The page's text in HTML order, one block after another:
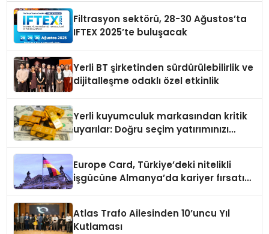
Filtrasyon sektörü, 28-30 Ağustos’ta
IFTEX 2025’te buluşacak
Yerli BT şirketinden sürdürülebilirlik ve
dijitalleşme odaklı özel etkinlik
Yerli kuyumculuk markasından kritik
uyarılar: Doğru seçim yatırımınızı
Europe Card, Türkiye’deki nitelikli
işgücüne Almanya’da kariyer fırsatı
Atlas Trafo Ailesinden 10’uncu Yıl
Kutlaması